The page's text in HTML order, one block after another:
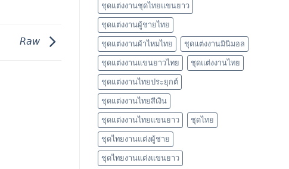
𝘙𝘢𝘸
ชุดแต่งงานชุดไทยแขนยาว
ชุดแต่งงานผู้ชายไทย
ชุดแต่งงานผ้าไหมไทย ชุดแต่งงานมินิมอล
ชุดแต่งงานแขนยาวไทย ชุดแต่งงานไทย
ชุดแต่งงานไทยประยุกต์
ชุดแต่งงานไทยสีเงิน
ชุดแต่งงานไทยแขนยาว ชุดไทย
ชุดไทยงานแต่งผู้ชาย
ชุดไทยงานแต่งแขนยาว